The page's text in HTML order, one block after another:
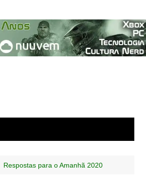
Respostas para o Amanhã 2020